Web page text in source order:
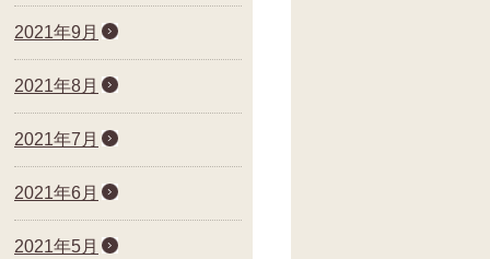
2021年9月
2021年8月
2021年7月
2021年6月
2021年5月